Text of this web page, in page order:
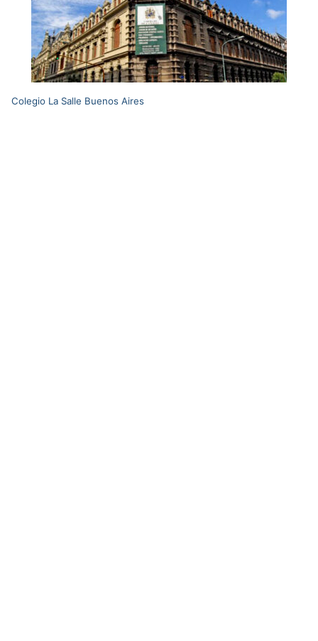
Colegio La Salle Buenos Aires